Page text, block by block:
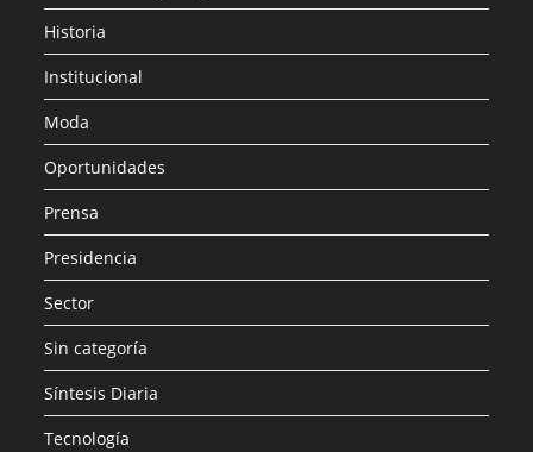
Historia
Institucional
Moda
Oportunidades
Prensa
Presidencia
Sector
Sin categoría
Síntesis Diaria
Tecnología